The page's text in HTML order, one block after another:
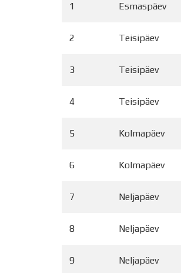
Tamme Leht
Koorilaul
1 Esmaspäev
2 Teisipäev
3 Teisipäev
4 Teisipäev
5 Kolmapäev
6 Kolmapäev
7 Neljapäev
8 Neljapäev
9 Neljapäev